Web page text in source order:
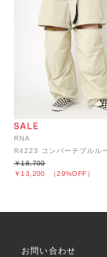
RNA
R4223 コンバーチブルル
￥13,200 （29%OFF）
￥18,700
お問い合わせ